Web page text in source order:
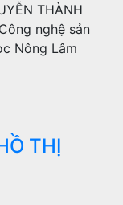
THÀNH
nghệ sản
Nông Lâm
THỊ